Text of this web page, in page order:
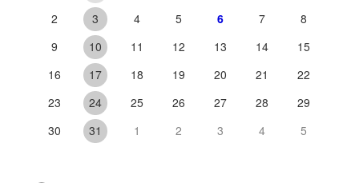
2
3 4 5 6 7
8
9
10 11 12 13 14
15
16
17 18 19 20 21
22
23
24 25 26 27 28
29
30
31 1 2 3 4 5